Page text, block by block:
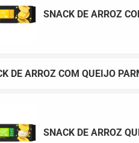
SNACK DE ARROZ
DE ARROZ COM QUEIJO
SNACK DE ARROZ